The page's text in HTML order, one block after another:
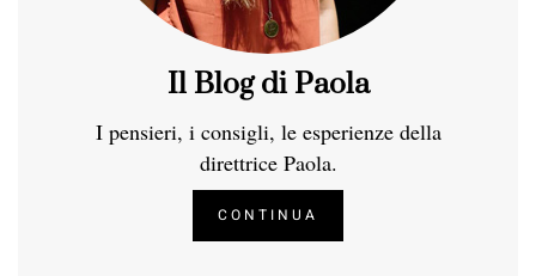
Il Blog di Paola
I pensieri, i consigli, le esperienze della
direttrice Paola.
CONTINUA